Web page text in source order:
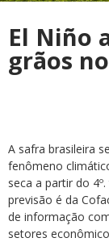
El Niño
grãos
A safra brasileira
fenômeno
seca a partir do
previsão é da
de informação
setores